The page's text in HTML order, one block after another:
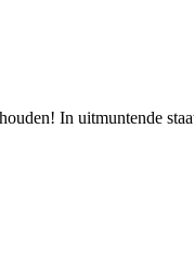
In uitmuntende